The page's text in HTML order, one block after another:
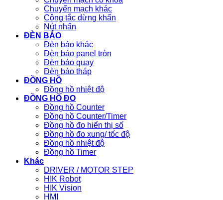
Chuyển mạch khác
Công tắc dừng khẩn
Nút nhấn
ĐÈN BÁO
Đèn báo khác
Đèn báo panel tròn
Đèn báo quay
Đèn báo tháp
ĐỒNG HỒ
Đồng hồ nhiệt độ
ĐỒNG HỒ ĐO
Đồng hồ Counter
Đồng hồ Counter/Timer
Đồng hồ đo hiển thị số
Đồng hồ đo xung/ tốc độ
Đồng hồ nhiệt độ
Đồng hồ Timer
Khác
DRIVER / MOTOR STEP
HIK Robot
HIK Vision
HMI